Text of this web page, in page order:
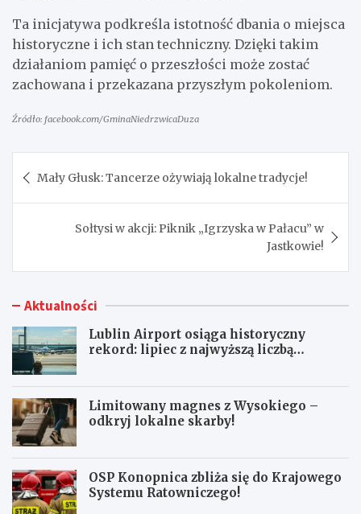
Ta inicjatywa podkreśla istotność dbania o miejsca
historyczne i ich stan techniczny. Dzięki takim
działaniom pamięć o przeszłości może zostać
zachowana i przekazana przyszłym pokoleniom.
Źródło: facebook.com/GminaNiedrzwicaDuza
wpisu
Mały Głusk: Tancerze ożywiają lokalne tradycje!
Sołtysi w akcji: Piknik „Igrzyska w Pałacu” w
Jastkowie!
Aktualności
Lublin Airport osiąga historyczny
rekord: lipiec z najwyższą liczbą
Limitowany magnes z Wysokiego –
odkryj lokalne skarby!
OSP Konopnica zbliża się do Krajowego
Systemu Ratowniczego!